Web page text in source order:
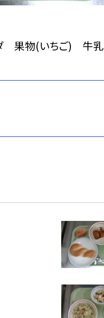
果物(いちご) 牛乳